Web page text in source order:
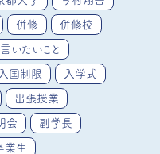
併修 併修校
いたいこと
入国制限 入学式
出張授業
会 副学長
業生